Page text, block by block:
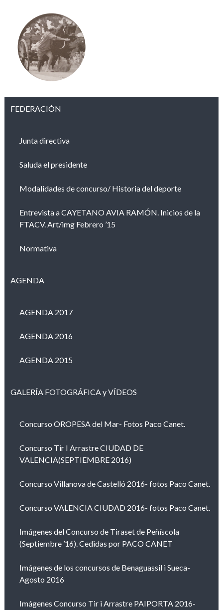
FEDERACIÓN
Junta directiva
Saluda el presidente
Modalidades de concurso/ Historia del deporte
Entrevista a CAYETANO AVIA RAMÓN. Inicios de la
FTACV. Art/img Febrero ’15
Normativa
AGENDA
AGENDA 2017
AGENDA 2016
AGENDA 2015
GALERÍA FOTOGRÁFICA y VÍDEOS
Concurso OROPESA del Mar- Fotos Paco Canet.
Concurso Tir I Arrastre CIUDAD DE
VALENCIA(SEPTIEMBRE 2016)
Concurso Villanova de Castelló 2016- fotos Paco Canet.
Concurso VALENCIA CIUDAD 2016- fotos Paco Canet.
Imágenes del Concurso de Tiraset de Peñíscola
(Septiembre ’16). Cedidas por PACO CANET
Imágenes de los concursos de Benaguassil i Sueca-
Agosto 2016
Imágenes Concurso Tir i Arrastre PAIPORTA 2016-